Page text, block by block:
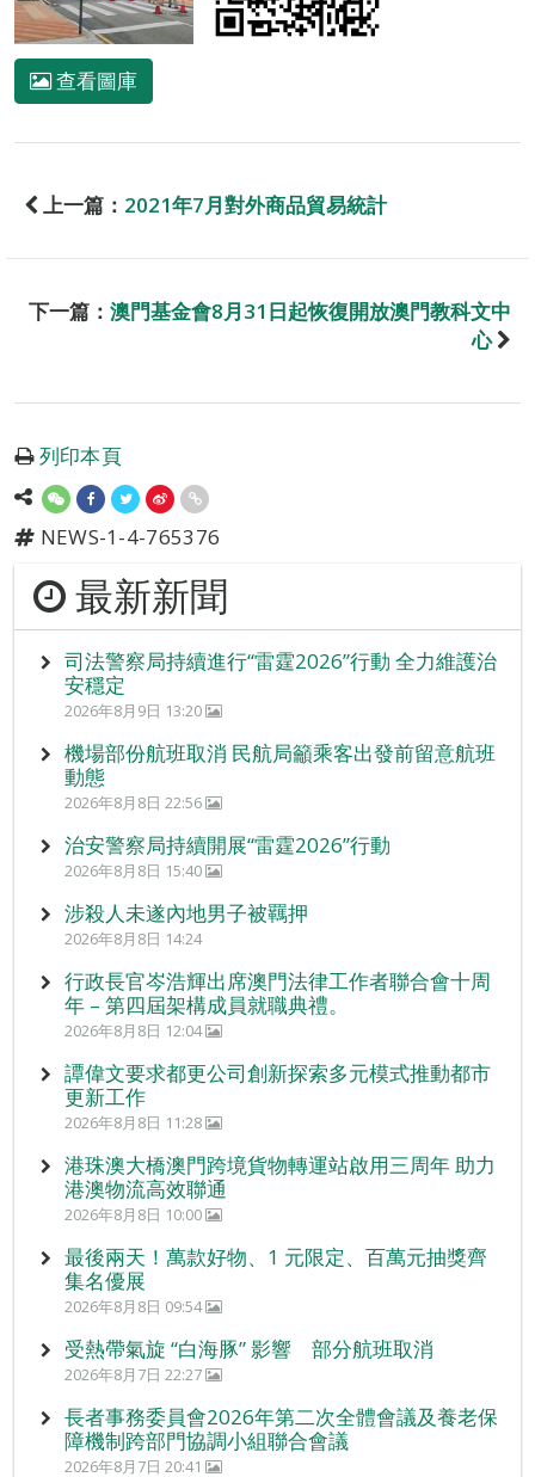
查看圖庫
上一篇： 2021年7月對外商品貿易統計
下一篇： 澳門基金會8月31日起恢復開放澳門教科文中
心
列印本頁
NEWS-1-4-765376
最新新聞
司法警察局持續進行“雷霆2026”行動 全力維護治
安穩定
2026年8月9日 13:20
機場部份航班取消 民航局籲乘客出發前留意航班
動態
2026年8月8日 22:56
治安警察局持續開展“雷霆2026”行動
2026年8月8日 15:40
涉殺人未遂內地男子被羈押
2026年8月8日 14:24
行政長官岑浩輝出席澳門法律工作者聯合會十周
年 – 第四屆架構成員就職典禮。
2026年8月8日 12:04
譚偉文要求都更公司創新探索多元模式推動都市
更新工作
2026年8月8日 11:28
港珠澳大橋澳門跨境貨物轉運站啟用三周年 助力
港澳物流高效聯通
2026年8月8日 10:00
最後兩天！萬款好物、1 元限定、百萬元抽獎齊
集名優展
2026年8月8日 09:54
受熱帶氣旋 “白海豚” 影響 部分航班取消
2026年8月7日 22:27
長者事務委員會2026年第二次全體會議及養老保
障機制跨部門協調小組聯合會議
2026年8月7日 20:41